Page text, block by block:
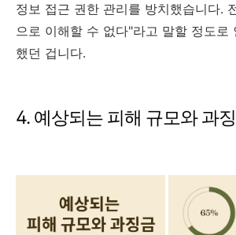
정보 접근 권한 관리를 방치했습니다.
으로 이해할 수 없다"라고 말할 정도로
했던 겁니다.
4. 예상되는 피해 규모와 과